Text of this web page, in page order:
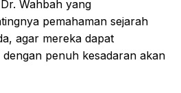
Wahbah yang
pemahaman sejarah
agar mereka dapat
penuh kesadaran akan